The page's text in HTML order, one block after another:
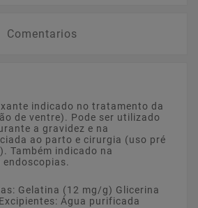
Comentarios
indicado no tratamento da
de ventre). Pode ser utilizado
a gravidez e na
ao parto e cirurgia (uso pré
Também indicado na
Gelatina (12 mg/g) Glicerina
Água purificada